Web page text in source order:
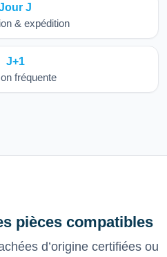
J
& expédition
J+1
fréquente
pièces compatibles
d’origine certifiées ou